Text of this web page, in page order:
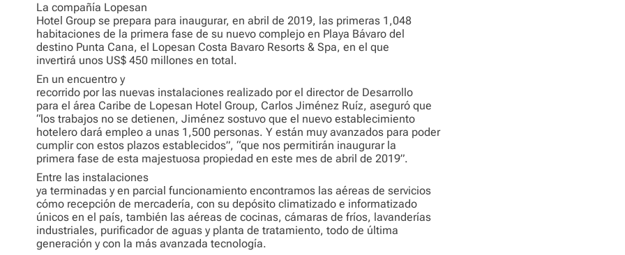
La compañía Lopesan
Hotel Group se prepara para inaugurar, en abril de 2019, las primeras 1,048
habitaciones de la primera fase de su nuevo complejo en Playa Bávaro del
destino Punta Cana, el Lopesan Costa Bavaro Resorts & Spa, en el que
invertirá unos US$ 450 millones en total.
En un encuentro y
recorrido por las nuevas instalaciones realizado por el director de Desarrollo
para el área Caribe de Lopesan Hotel Group, Carlos Jiménez Ruíz, aseguró que
“los trabajos no se detienen, Jiménez sostuvo que el nuevo establecimiento
hotelero dará empleo a unas 1,500 personas. Y están muy avanzados para poder
cumplir con estos plazos establecidos”, “que nos permitirán inaugurar la
primera fase de esta majestuosa propiedad en este mes de abril de 2019”.
Entre las instalaciones
ya terminadas y en parcial funcionamiento encontramos las aéreas de servicios
cómo recepción de mercadería, con su depósito climatizado e informatizado
únicos en el país, también las aéreas de cocinas, cámaras de fríos, lavanderías
industriales, purificador de aguas y planta de tratamiento, todo de última
generación y con la más avanzada tecnología.